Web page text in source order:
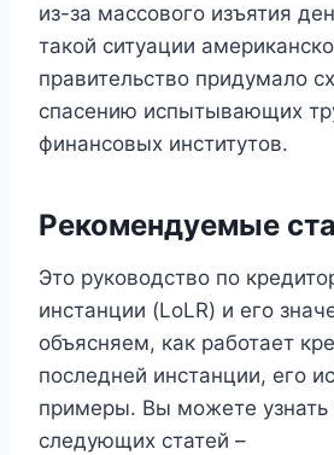
из-за массового изъятия
такой ситуации
правительство придумало
спасению испытывающих
финансовых институтов.
Рекомендуемые
Это руководство по
инстанции (LoLR) и его
объясняем, как работает
последней инстанции, его
примеры. Вы можете узнать
следующих статей –